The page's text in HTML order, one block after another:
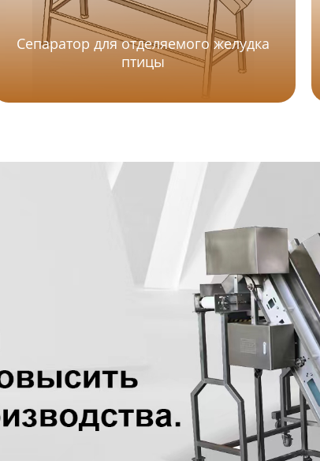
Сепаратор для отделяемого желудка
птицы